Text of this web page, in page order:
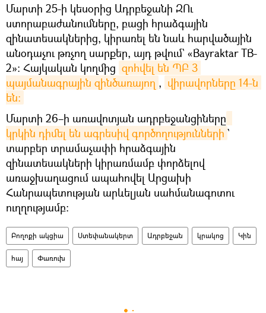
Մարտի 25-ի կեսօրից Ադրբեջանի ԶՈւ
ստորաբաժանումները, բացի հրաձգային
զինատեսակներից, կիրառել են նաև հարվածային
անօդաչու թռչող սարքեր, այդ թվում` «Bayraktar TB-
2»: Հայկական կողմից զոհվել են ՊԲ 3
պայմանագրային զինծառայող , վիրավորները 14-ն
են:
Մարտի 26–ի առավոտյան ադրբեջանցիները
կրկին դիմել են ագրեսիվ գործողությունների `
տարբեր տրամաչափի հրաձգային
զինատեսակների կիրառմամբ փորձելով
առաջխաղացում ապահովել Արցախի
Հանրապետության արևելյան սահմանագոտու
ուղղությամբ:
Բողոքի ակցիա Ստեփանակերտ Ադրբեջան կրակոց Կին
հայ Փառուխ